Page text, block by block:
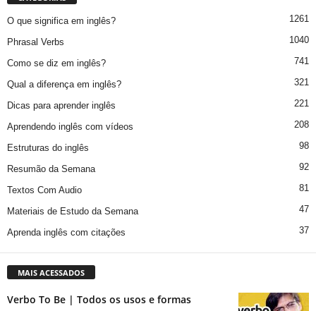
O que significa em inglês? 1261
Phrasal Verbs 1040
Como se diz em inglês? 741
Qual a diferença em inglês? 321
Dicas para aprender inglês 221
Aprendendo inglês com vídeos 208
Estruturas do inglês 98
Resumão da Semana 92
Textos Com Audio 81
Materiais de Estudo da Semana 47
Aprenda inglês com citações 37
MAIS ACESSADOS
Verbo To Be | Todos os usos e formas